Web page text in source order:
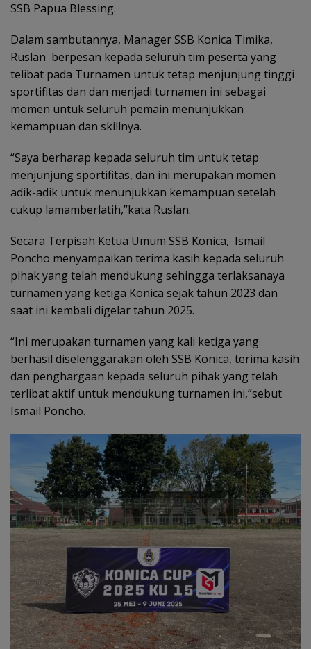
SSB Papua Blessing.
Dalam sambutannya, Manager SSB Konica Timika,
Ruslan berpesan kepada seluruh tim peserta yang
telibat pada Turnamen untuk tetap menjunjung tinggi
sportifitas dan dan menjadi turnamen ini sebagai
momen untuk seluruh pemain menunjukkan
kemampuan dan skillnya.
“Saya berharap kepada seluruh tim untuk tetap
menjunjung sportifitas, dan ini merupakan momen
adik-adik untuk menunjukkan kemampuan setelah
cukup lamamberlatih,”kata Ruslan.
Secara Terpisah Ketua Umum SSB Konica, Ismail
Poncho menyampaikan terima kasih kepada seluruh
pihak yang telah mendukung sehingga terlaksanaya
turnamen yang ketiga Konica sejak tahun 2023 dan
saat ini kembali digelar tahun 2025.
“Ini merupakan turnamen yang kali ketiga yang
berhasil diselenggarakan oleh SSB Konica, terima kasih
dan penghargaan kepada seluruh pihak yang telah
terlibat aktif untuk mendukung turnamen ini,”sebut
Ismail Poncho.